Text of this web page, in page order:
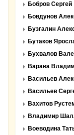
Бобров Сергей
Бовдунов
Бузгалин
Бутаков
Бухвалов
Варава
Васильев
Васильев
Вахитов
Владимир
Воеводина